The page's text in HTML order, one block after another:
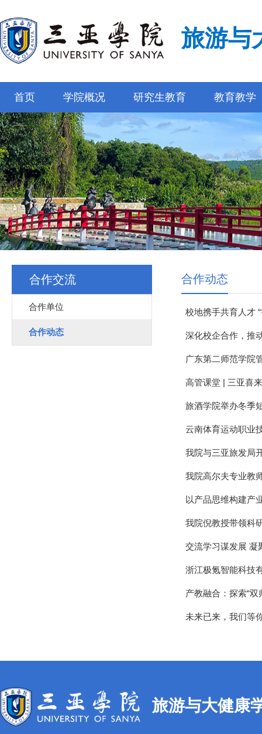
旅游与
首页 学院概况 研究生教育 教育教学
合作交流
合作单位
合作动态
合作动态
校地携手共育人才
深化校企合作，推
广东第二师范学院
高管课堂 | 三亚喜
旅酒学院举办冬季
云南体育运动职业
我院与三亚旅发局
我院高尔夫专业教
以产品思维构建产
我院倪教授带领科
交流学习谋发展 凝
浙江极氪智能科技
产教融合：探索“
未来已来，我们等
旅游与大健康